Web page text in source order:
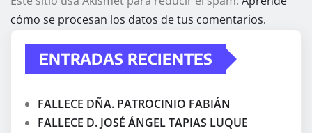
cómo se procesan los datos de tus comentarios.
ENTRADAS RECIENTES
FALLECE DÑA. PATROCINIO FABIÁN
FALLECE D. JOSÉ ÁNGEL TAPIAS LUQUE